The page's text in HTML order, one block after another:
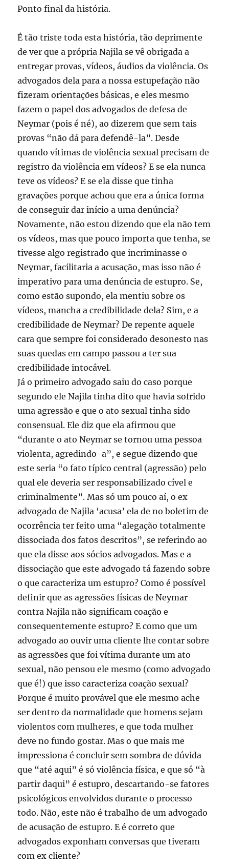
Ponto final da história.
É tão triste toda esta história, tão deprimente
de ver que a própria Najila se vê obrigada a
entregar provas, vídeos, áudios da violência. Os
advogados dela para a nossa estupefação não
fizeram orientações básicas, e eles mesmo
fazem o papel dos advogados de defesa de
Neymar (pois é né), ao dizerem que sem tais
provas “não dá para defendê-la”. Desde
quando vítimas de violência sexual precisam de
registro da violência em vídeos? E se ela nunca
teve os vídeos? E se ela disse que tinha
gravações porque achou que era a única forma
de conseguir dar início a uma denúncia?
Novamente, não estou dizendo que ela não tem
os vídeos, mas que pouco importa que tenha, se
tivesse algo registrado que incriminasse o
Neymar, facilitaria a acusação, mas isso não é
imperativo para uma denúncia de estupro. Se,
como estão supondo, ela mentiu sobre os
vídeos, mancha a credibilidade dela? Sim, e a
credibilidade de Neymar? De repente aquele
cara que sempre foi considerado desonesto nas
suas quedas em campo passou a ter sua
credibilidade intocável.
Já o primeiro advogado saiu do caso porque
segundo ele Najila tinha dito que havia sofrido
uma agressão e que o ato sexual tinha sido
consensual. Ele diz que ela afirmou que
“durante o ato Neymar se tornou uma pessoa
violenta, agredindo-a”, e segue dizendo que
este seria “o fato típico central (agressão) pelo
qual ele deveria ser responsabilizado cível e
criminalmente”. Mas só um pouco aí, o ex
advogado de Najila ‘acusa’ ela de no boletim de
ocorrência ter feito uma “alegação totalmente
dissociada dos fatos descritos”, se referindo ao
que ela disse aos sócios advogados. Mas e a
dissociação que este advogado tá fazendo sobre
o que caracteriza um estupro? Como é possível
definir que as agressões físicas de Neymar
contra Najila não significam coação e
consequentemente estupro? E como que um
advogado ao ouvir uma cliente lhe contar sobre
as agressões que foi vítima durante um ato
sexual, não pensou ele mesmo (como advogado
que é!) que isso caracteriza coação sexual?
Porque é muito provável que ele mesmo ache
ser dentro da normalidade que homens sejam
violentos com mulheres, e que toda mulher
deve no fundo gostar. Mas o que mais me
impressiona é concluir sem sombra de dúvida
que “até aqui” é só violência física, e que só “à
partir daqui” é estupro, descartando-se fatores
psicológicos envolvidos durante o processo
todo. Não, este não é trabalho de um advogado
de acusação de estupro. E é correto que
advogados exponham conversas que tiveram
com ex cliente?